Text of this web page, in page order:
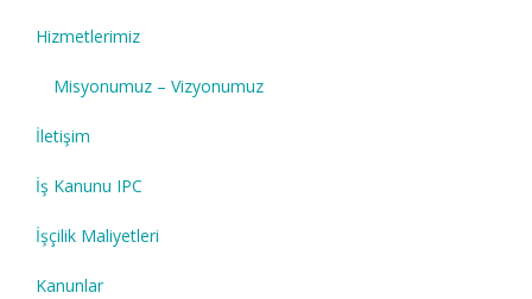
Hizmetlerimiz
Misyonumuz – Vizyonumuz
İletişim
İş Kanunu IPC
İşçilik Maliyetleri
Kanunlar